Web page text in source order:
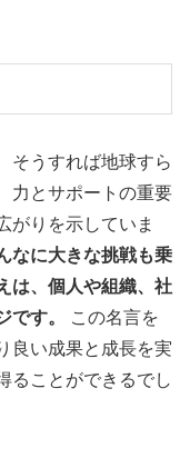
そうすれば地球すら
力とサポートの重要
がりを示していま
なに大きな挑戦も乗
は、個人や組織、社
です。
この名言を
良い成果と成長を実
ることができるでし